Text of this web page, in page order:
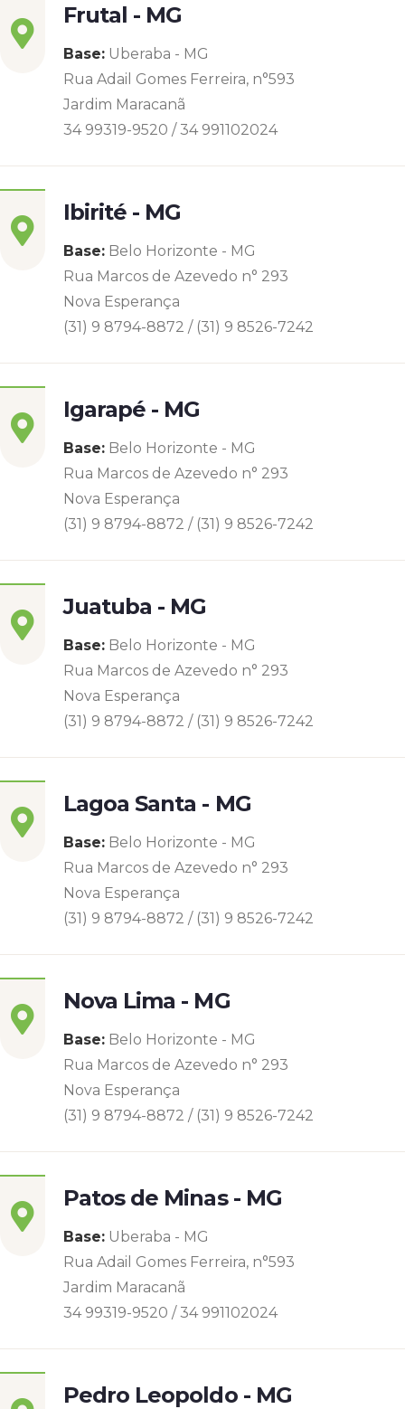
Frutal - MG
Base: Uberaba - MG
Rua Adail Gomes Ferreira, n°593
Jardim Maracanã
34 99319-9520 / 34 991102024
Ibirité - MG
Base: Belo Horizonte - MG
Rua Marcos de Azevedo n° 293
Nova Esperança
(31) 9 8794-8872 / (31) 9 8526-7242
Igarapé - MG
Base: Belo Horizonte - MG
Rua Marcos de Azevedo n° 293
Nova Esperança
(31) 9 8794-8872 / (31) 9 8526-7242
Juatuba - MG
Base: Belo Horizonte - MG
Rua Marcos de Azevedo n° 293
Nova Esperança
(31) 9 8794-8872 / (31) 9 8526-7242
Lagoa Santa - MG
Base: Belo Horizonte - MG
Rua Marcos de Azevedo n° 293
Nova Esperança
(31) 9 8794-8872 / (31) 9 8526-7242
Nova Lima - MG
Base: Belo Horizonte - MG
Rua Marcos de Azevedo n° 293
Nova Esperança
(31) 9 8794-8872 / (31) 9 8526-7242
Patos de Minas - MG
Base: Uberaba - MG
Rua Adail Gomes Ferreira, n°593
Jardim Maracanã
34 99319-9520 / 34 991102024
Pedro Leopoldo - MG